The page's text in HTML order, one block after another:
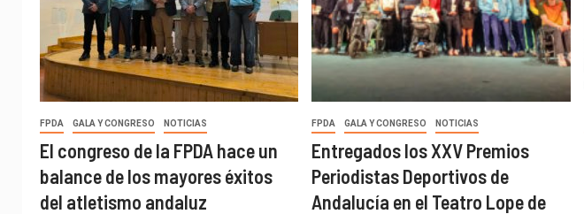
FPDA GALA Y CONGRESO NOTICIAS
El congreso de la FPDA hace un
balance de los mayores éxitos
del atletismo andaluz
FPDA GALA Y CONGRESO NOTICIAS
Entregados los XXV Premios
Periodistas Deportivos de
Andalucía en el Teatro Lope de